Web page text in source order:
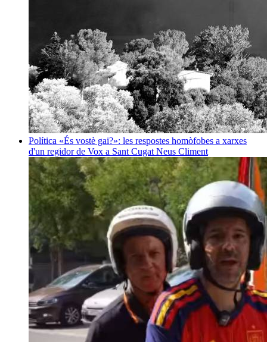
Política «És vostè gai?»: les respostes homòfobes a xarxes
d'un regidor de Vox a Sant Cugat Neus Climent